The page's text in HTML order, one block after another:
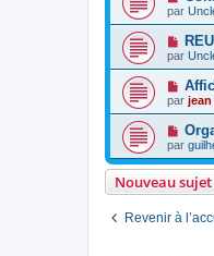
par
par
par jean
par
Nouveau sujet
Revenir à